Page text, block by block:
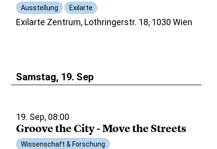
Ausstellung Exilarte
Exilarte Zentrum, Lothringerstr. 18, 1030 Wien
Samstag, 19. Sep
19. Sep, 08:00
Groove the City - Move the Streets
Wissenschaft & Forschung